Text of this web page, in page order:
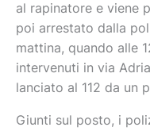
al rapinatore e viene
poi arrestato dalla
mattina, quando alle
intervenuti in via
lanciato al 112 da un
Giunti sul posto, i